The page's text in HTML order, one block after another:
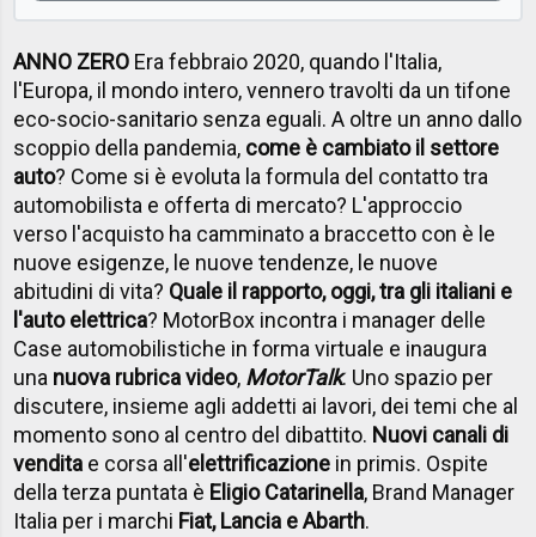
ANNO ZERO Era febbraio 2020, quando l'Italia,
l'Europa, il mondo intero, vennero travolti da un tifone
eco-socio-sanitario senza eguali. A oltre un anno dallo
scoppio della pandemia, come è cambiato il settore
auto? Come si è evoluta la formula del contatto tra
automobilista e offerta di mercato? L'approccio
verso l'acquisto ha camminato a braccetto con è le
nuove esigenze, le nuove tendenze, le nuove
abitudini di vita? Quale il rapporto, oggi, tra gli italiani e
l'auto elettrica? MotorBox incontra i manager delle
Case automobilistiche in forma virtuale e inaugura
una nuova rubrica video, MotorTalk. Uno spazio per
discutere, insieme agli addetti ai lavori, dei temi che al
momento sono al centro del dibattito. Nuovi canali di
vendita e corsa all'elettrificazione in primis. Ospite
della terza puntata è Eligio Catarinella, Brand Manager
Italia per i marchi Fiat, Lancia e Abarth.